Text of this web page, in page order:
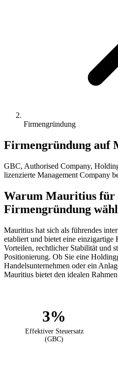
Firmengründung
Firmengründung auf
GBC, Authorised Company,
lizenzierte Management Company
Warum Mauritius für
Firmengründung
Mauritius hat sich als führendes
etabliert und bietet eine einzigartige
Vorteilen, rechtlicher Stabilität und
Positionierung. Ob Sie eine
Handelsunternehmen oder ein
Mauritius bietet den idealen
3%
Effektiver Steuersatz
(GBC)